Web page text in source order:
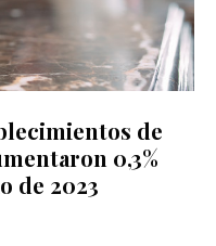
de
0,3%
de 2023